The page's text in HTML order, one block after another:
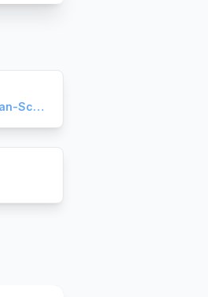
https://github.com/Titouan-Schotte?tab=repositories